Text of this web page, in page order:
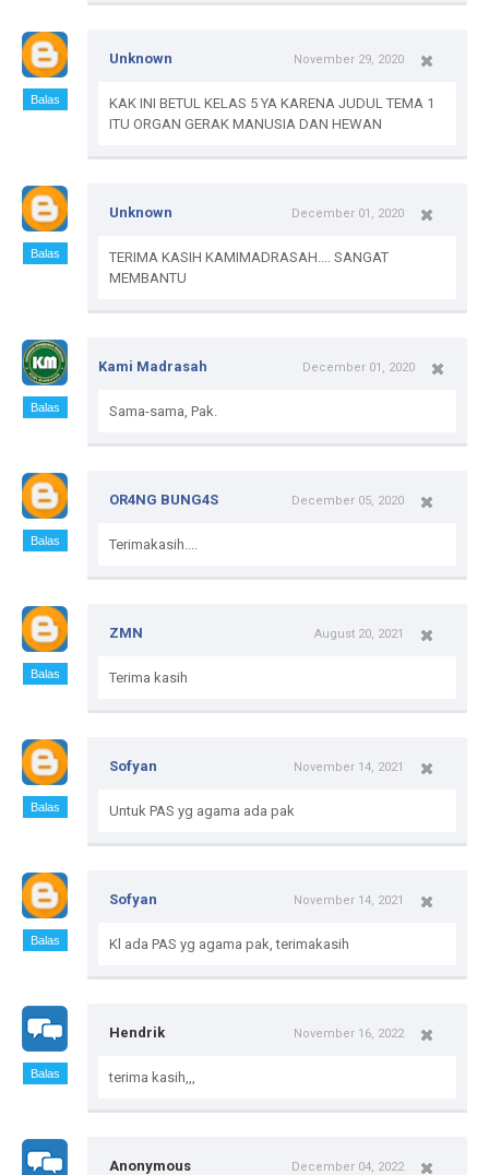
Balas
Unknown November 29, 2020
KAK INI BETUL KELAS 5 YA KARENA JUDUL TEMA 1
ITU ORGAN GERAK MANUSIA DAN HEWAN
Balas
Unknown December 01, 2020
TERIMA KASIH KAMIMADRASAH.... SANGAT
MEMBANTU
Balas
Kami Madrasah December 01, 2020
Sama-sama, Pak.
Balas
OR4NG BUNG4S December 05, 2020
Terimakasih....
Balas
ZMN August 20, 2021
Terima kasih
Balas
Sofyan November 14, 2021
Untuk PAS yg agama ada pak
Balas
Sofyan November 14, 2021
Kl ada PAS yg agama pak, terimakasih
Balas
Hendrik November 16, 2022
terima kasih,,,
Anonymous December 04, 2022